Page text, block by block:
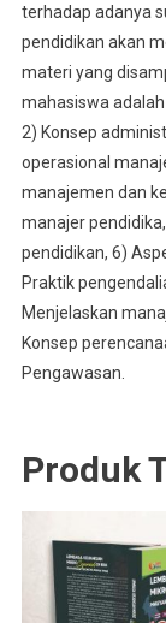
terhadap adanya
pendidikan akan
materi yang
mahasiswa
2) Konsep
operasional
manajemen dan
manajer
pendidikan, 6)
Praktik
Menjelaskan
Konsep
Pengawasan.
Produk